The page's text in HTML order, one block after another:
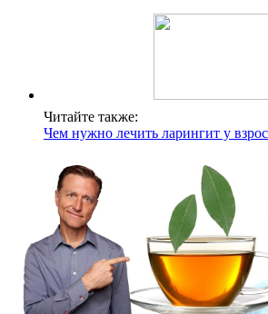
Читайте также:
Чем нужно лечить ларингит у